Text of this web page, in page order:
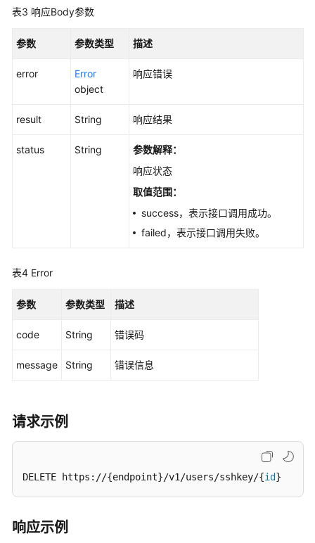
概
API
API
参
例
录
API
表3 响应Body参数
参数 参数类型 描述
error
Error
object
响应错误
result String 响应结果
status String
参数解释：
响应状态
取值范围：
success，表示接口调用成功。
failed，表示接口调用失败。
表4 Error
参数 参数类型 描述
code String 错误码
message String 错误信息
请求示例
DELETE https://{endpoint}/v1/users/sshkey/{id}
响应示例